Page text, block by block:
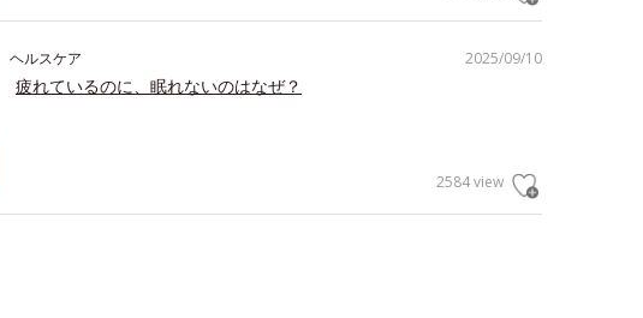
2025/09/10
ヘルスケア
疲れているのに、眠れないのはなぜ？
2584 view